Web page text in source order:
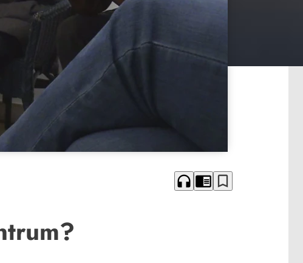
headphones chrome_reader_mode bookmark_border